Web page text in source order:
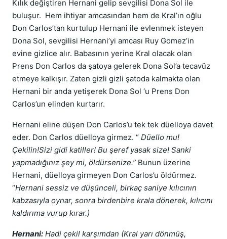
Kılık değiştiren Hernani gelip sevgilisi Dona Sol ile
buluşur. Hem ihtiyar amcasından hem de Kral’ın oğlu
Don Carlos’tan kurtulup Hernani ile evlenmek isteyen
Dona Sol, sevgilisi Hernani’yi amcası Ruy Gomez’in
evine gizlice alır. Babasının yerine Kral olacak olan
Prens Don Carlos da şatoya gelerek Dona Sol’a tecavüz
etmeye kalkışır. Zaten gizli gizli şatoda kalmakta olan
Hernani bir anda yetişerek Dona Sol ‘u Prens Don
Carlos’un elinden kurtarır.
Hernani eline düşen Don Carlos’u tek tek düelloya davet
eder. Don Carlos düelloya girmez. “ Düello mu!
Çekilin!Sizi gidi katiller! Bu şeref yasak size! Sanki
yapmadığınız şey mi, öldürsenize.” Bunun üzerine
Hernani, düelloya girmeyen Don Carlos’u öldürmez.
“Hernani sessiz ve düşünceli, birkaç saniye kılıcının
kabzasıyla oynar, sonra birdenbire krala dönerek, kılıcını
kaldırıma vurup kırar.)
Hernani: Hadi çekil karşımdan (Kral yarı dönmüş,